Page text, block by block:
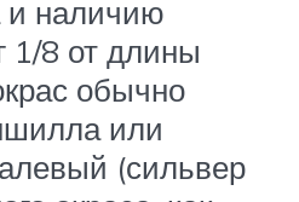
и наличию
1/8 от длины
обычно
или
(сильвер